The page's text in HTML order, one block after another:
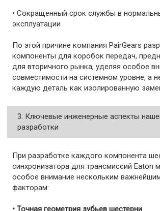
• Сокращенный срок службы в
эксплуатации
По этой причине компания PairGears
компоненты для коробок передач,
для вторичного рынка, уделяя особое
совместимости на системном уровне, а
каждую деталь как изолированную
3. Ключевые инженерные аспекты
разработки
При разработке каждого компонента
синхронизатора для трансмиссий Eaton
особое внимание нескольким
факторам: